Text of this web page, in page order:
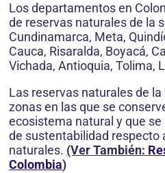
Los departamentos en
de reservas naturales de la
Cundinamarca, Meta,
Cauca, Risaralda, Boyacá,
Vichada, Antioquia, Tolima,
Las reservas naturales de
zonas en las que se
ecosistema natural y que
de sustentabilidad respecto
naturales. (Ver También:
Colombia)